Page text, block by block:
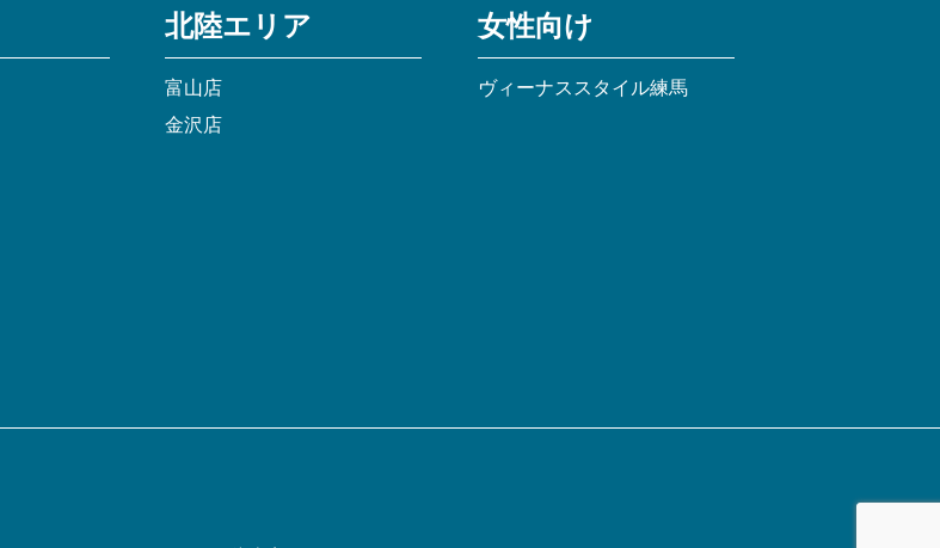
北陸エリア
富山店
金沢店
女性向け
ヴィーナススタイル練馬